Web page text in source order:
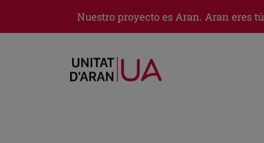
Nuestro proyecto es Aran. Aran eres tú